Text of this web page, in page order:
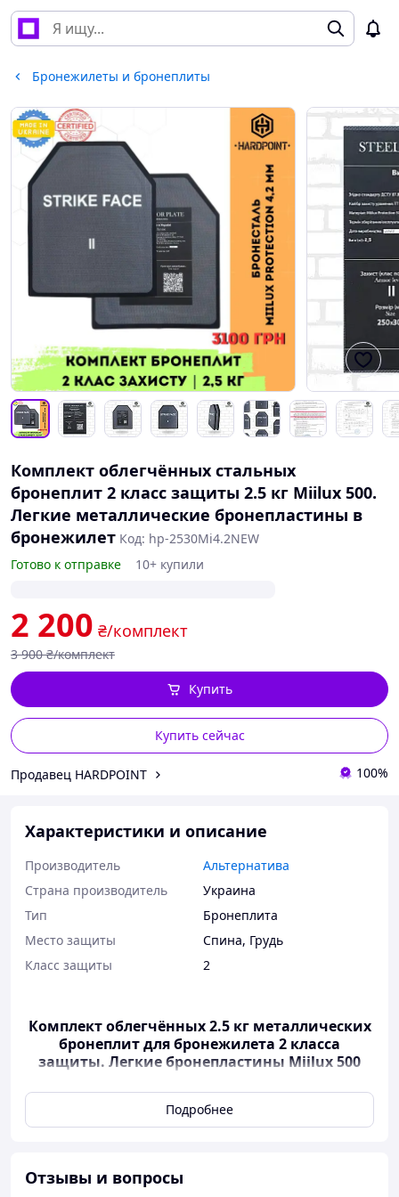
Бронежилеты и бронеплиты
Комплект облегчённых стальных
бронеплит 2 класс защиты 2.5 кг Miilux 500.
Легкие металлические бронепластины в
бронежилет Код: hp-2530Mi4.2NEW
Готово к отправке
10+ купили
2 200 ₴/комплект
3 900 ₴/комплект
Купить сейчас
Купить
Продавец HARDPOINT 100%
Характеристики и описание
Производитель
Альтернатива
Страна производитель
Украина
Тип
Бронеплита
Место защиты
Спина, Грудь
Класс защиты
2
Комплект облегчённых 2.5 кг металлических
бронеплит для бронежилета 2 класса
защиты. Легкие бронепластины Miilux 500
Металлические бронеплиты Miilux
класса ДСТУ- сочетание удобства в эксплуатации
Подробнее
Отзывы и вопросы